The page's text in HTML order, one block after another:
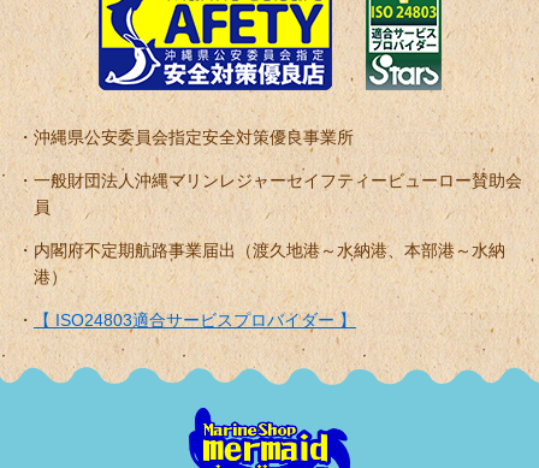
沖縄県公安委員会指定安全対策優良事業所
一般財団法人沖縄マリンレジャーセイフティービューロー賛助会
員
内閣府不定期航路事業届出（渡久地港～水納港、本部港～水納
港）
【 ISO24803適合サービスプロバイダー 】